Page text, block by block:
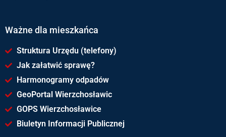
Ważne dla mieszkańca
Struktura Urzędu (telefony)
Jak załatwić sprawę?
Harmonogramy odpadów
GeoPortal Wierzchosławic
GOPS Wierzchosławice
Biuletyn Informacji Publicznej